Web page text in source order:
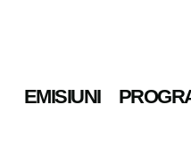
EMISIUNI